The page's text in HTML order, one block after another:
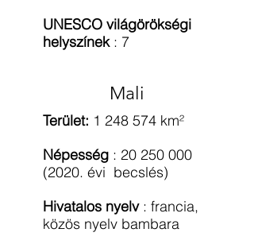
UNESCO világörökségi
helyszínek: 7
Mali
Terület: 1 248 574 km²
Népesség : 20 250 000
(2020. évi becslés)
Hivatalos nyelv: francia,
közös nyelv bambara